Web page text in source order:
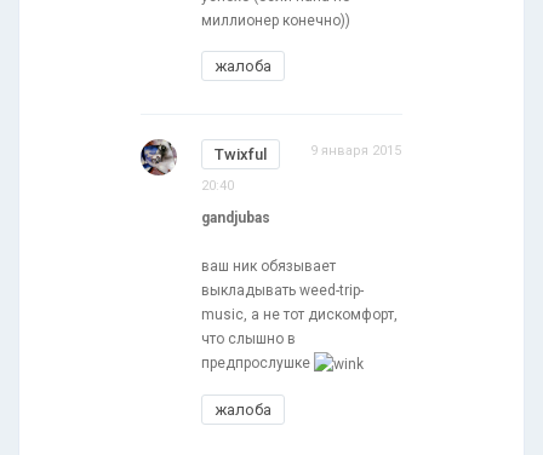
миллионер конечно))
жалоба
Twixful 9 января 2015
20:40
gandjubas
ваш ник обязывает
выкладывать weed-trip-
music, а не тот дискомфорт,
что слышно в
предпрослушке
жалоба